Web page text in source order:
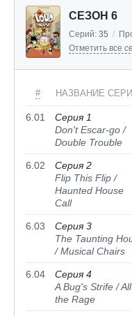
СЕЗОН 6
Серий: 35 /
Отметить все
# НАЗВАНИЕ
6.01
Серия 1
Don't Escar-go /
Double Trouble
6.02
Серия 2
Flip This Flip /
Haunted House
Call
6.03
Серия 3
The Taunting
/ Musical Chairs
6.04
Серия 4
A Bug's Strife / All
the Rage